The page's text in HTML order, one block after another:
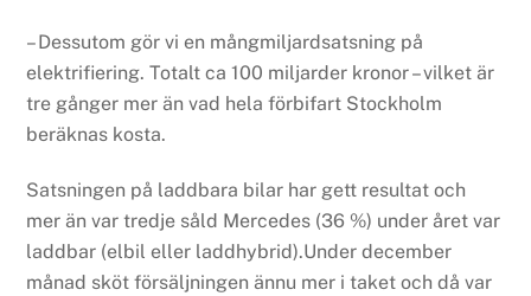
– Dessutom gör vi en mångmiljardsatsning på
elektrifiering. Totalt ca 100 miljarder kronor – vilket är
tre gånger mer än vad hela förbifart Stockholm
beräknas kosta.
Satsningen på laddbara bilar har gett resultat och
mer än var tredje såld Mercedes (36 %) under året var
laddbar (elbil eller laddhybrid).Under december
månad sköt försäljningen ännu mer i taket och då var